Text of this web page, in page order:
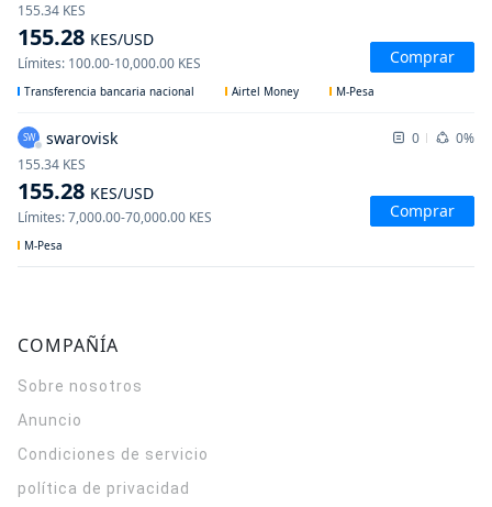
155.28 KES/USD
155.34 KES
Límites: 100.00-10,000.00 KES Comprar
Transferencia bancaria nacional Airtel Money M-Pesa
SW swarovisk 0 0%
155.28 KES/USD
155.34 KES
Límites:7,000.00-70,000.00 KES Comprar
M-Pesa
COMPAÑÍA
Sobre nosotros
Anuncio
Condiciones de servicio
política de privacidad